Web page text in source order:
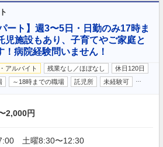
ート】週3〜5日・日勤のみ17時ま
児施設もあり、子育てやご家庭と
病院経験問いません！
アルバイト 残業なし／ほぼなし
休日120日
～18時までの職場 託児所 未経験可
2,000円
土曜8:30〜12:30